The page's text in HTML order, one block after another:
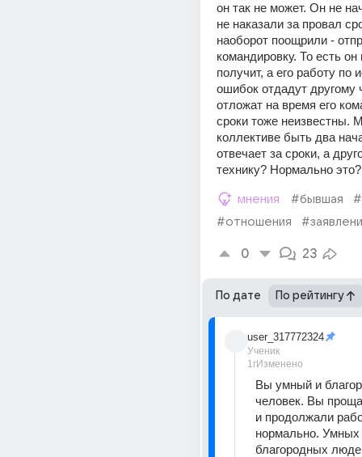
он так не может. Он не
не наказали за провал
наоборот поощрили -
командировку. То есть
получит, а его работу по
ошибок отдадут другому
отложат на время его
сроки тоже неизвестны.
коллективе быть два
отвечает за сроки, а
технику? Нормально это?
мнения #бывшая
#отношения
0 23
По дате По рейтингу
user_317772324
Ученик
1гИзменено
Вы умный и
человек. Вы
и продолжали
нормально. Умных
благородных